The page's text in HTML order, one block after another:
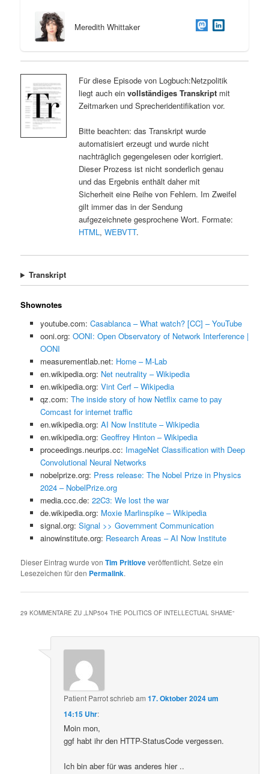
Meredith Whittaker
Für diese Episode von Logbuch:Netzpolitik
liegt auch ein vollständiges Transkriptmit
Zeitmarken und Sprecheridentifikation vor.
Bitte beachten: das Transkript wurde
automatisiert erzeugt und wurde nicht
nachträglich gegengelesen oder korrigiert.
Dieser Prozess ist nicht sonderlich genau
und das Ergebnis enthält daher mit
Sicherheit eine Reihe von Fehlern. Im Zweifel
gilt immer das in der Sendung
aufgezeichnete gesprochene Wort. Formate:
HTML, WEBVTT.
Transkript
Shownotes
youtube.com: Casablanca – What watch? [CC] – YouTube
ooni.org: OONI: Open Observatory of Network Interference |
OONI
measurementlab.net: Home – M-Lab
en.wikipedia.org: Net neutrality – Wikipedia
en.wikipedia.org: Vint Cerf – Wikipedia
qz.com: The inside story of how Netflix came to pay
Comcast for internet traffic
en.wikipedia.org: AI Now Institute – Wikipedia
en.wikipedia.org: Geoffrey Hinton – Wikipedia
proceedings.neurips.cc: ImageNet Classification with Deep
Convolutional Neural Networks
nobelprize.org: Press release: The Nobel Prize in Physics
2024 – NobelPrize.org
media.ccc.de: 22C3: We lost the war
de.wikipedia.org: Moxie Marlinspike – Wikipedia
signal.org: Signal >> Government Communication
ainowinstitute.org: Research Areas – AI Now Institute
Dieser Eintrag wurde vonTim Pritloveveröffentlicht. Setze ein
Lesezeichen für den Permalink.
29 KOMMENTARE ZU „LNP504 THE POLITICS OF INTELLECTUAL SHAME“
Patient Parrotschriebam17. Oktober 2024 um
14:15 Uhr:
Moin mon,
ggf habt ihr den HTTP-StatusCode vergessen.
Ich bin aber für was anderes hier ..